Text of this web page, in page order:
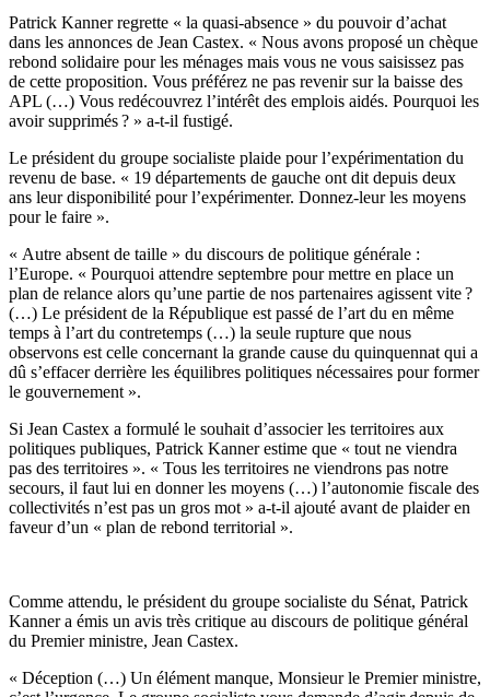
Patrick Kanner regrette « la quasi-absence » du pouvoir d’achat
dans les annonces de Jean Castex. « Nous avons proposé un chèque
rebond solidaire pour les ménages mais vous ne vous saisissez pas
de cette proposition. Vous préférez ne pas revenir sur la baisse des
APL (…) Vous redécouvrez l’intérêt des emplois aidés. Pourquoi les
avoir supprimés ? » a-t-il fustigé.
Le président du groupe socialiste plaide pour l’expérimentation du
revenu de base. « 19 départements de gauche ont dit depuis deux
ans leur disponibilité pour l’expérimenter. Donnez-leur les moyens
pour le faire ».
« Autre absent de taille » du discours de politique générale :
l’Europe. « Pourquoi attendre septembre pour mettre en place un
plan de relance alors qu’une partie de nos partenaires agissent vite ?
(…) Le président de la République est passé de l’art du en même
temps à l’art du contretemps (…) la seule rupture que nous
observons est celle concernant la grande cause du quinquennat qui a
dû s’effacer derrière les équilibres politiques nécessaires pour former
le gouvernement ».
Si Jean Castex a formulé le souhait d’associer les territoires aux
politiques publiques, Patrick Kanner estime que « tout ne viendra
pas des territoires ». « Tous les territoires ne viendrons pas notre
secours, il faut lui en donner les moyens (…) l’autonomie fiscale des
collectivités n’est pas un gros mot » a-t-il ajouté avant de plaider en
faveur d’un « plan de rebond territorial ».
Comme attendu, le président du groupe socialiste du Sénat, Patrick
Kanner a émis un avis très critique au discours de politique général
du Premier ministre, Jean Castex.
« Déception (…) Un élément manque, Monsieur le Premier ministre,